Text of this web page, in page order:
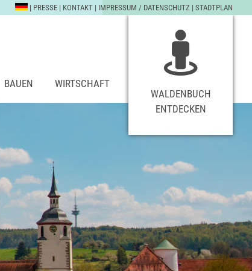
| PRESSE | KONTAKT | IMPRESSUM / DATENSCHUTZ | STADTPLAN
BAUEN
WIRTSCHAFT
WALDENBUCH
ENTDECKEN